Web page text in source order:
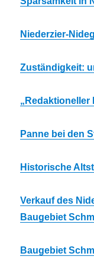
Niederzier-
Zuständigkeit:
„Redaktioneller
Panne bei den
Historische
Verkauf des
Baugebiet
Baugebiet